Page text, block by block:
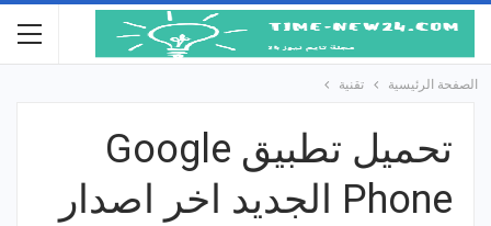
الصفحة الرئيسية تقنية
تحميل تطبيق Google
Phone‏ الجديد اخر اصدار